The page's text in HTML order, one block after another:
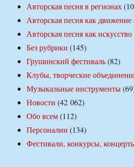
Авторская песня в регионах
Авторская песня как движение
Авторская песня как искусство
Без рубрики (145)
Грушинский фестиваль(82)
Клубы, творческие
Музыкальные инструменты
Новости (42 062)
Обо всем(112)
Персоналии (134)
Фестивали, конкурсы,